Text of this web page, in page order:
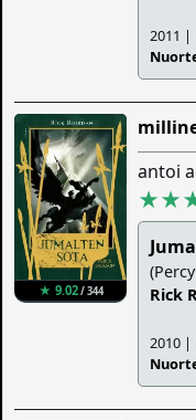
2011 |
★ 9.02/ 344
antoi
Rick
2010 |